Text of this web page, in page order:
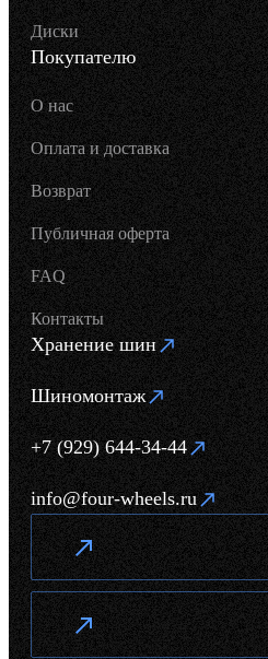
Диски
Покупателю
О нас
Оплата и доставка
Возврат
Публичная оферта
FAQ
Контакты
Хранение шин
Шиномонтаж
+7 (929) 644-34-44
info@four-wheels.ru